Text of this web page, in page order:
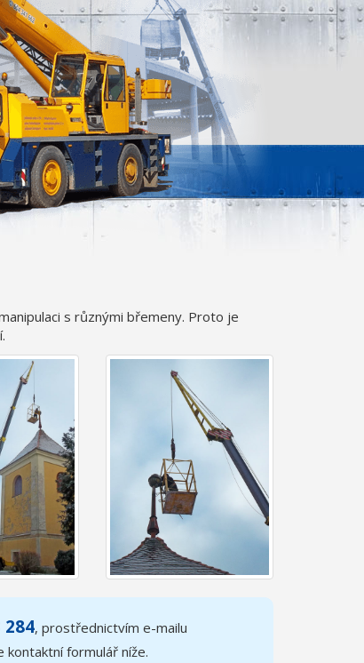
s různými břemeny. Proto je
284, prostřednictvím e-mailu
kontaktní formulář níže.